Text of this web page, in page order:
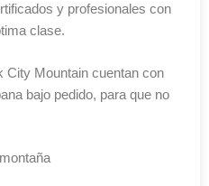
y profesionales con
clase.
City Mountain cuentan con
bajo pedido, para que no